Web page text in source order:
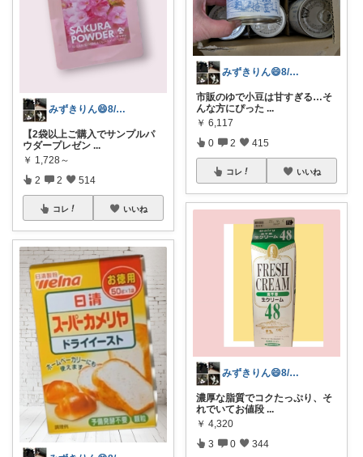
みずきりん😄8/6日お買い上げ感謝
【2袋以上ご購入でサンプルパ
ウダープレゼン ...
￥ 1,728～
2 2 514
コレ いいね
みずきりん😄8/6日お買い上げ感謝
市販のゆで小豆は甘すぎる…そ
んな方にぴった ...
￥ 6,117
0 2 415
コレ いいね
みずきりん😄8/6日お買い上げ感謝
濃厚な脂質でコクたっぷり、そ
れでいてお値段 ...
￥ 4,320
3 0 344